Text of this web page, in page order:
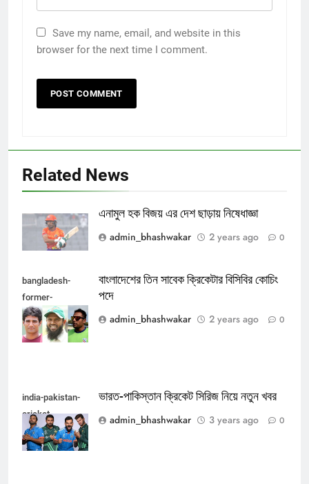
Save my name, email, and website in this
browser for the next time I comment.
Related News
এনামুল হক বিজয় এর দেশ ছাড়ায় নিষেধাজ্ঞা
admin_bhashwakar
2 years ago 0
bangladesh-
former-
cricketers
বাংলাদেশের তিন সাবেক ক্রিকেটার বিসিবির কোচিং
পদে
admin_bhashwakar
2 years ago 0
india-pakistan-
cricket
ভারত-পাকিস্তান ক্রিকেট সিরিজ নিয়ে নতুন খবর
admin_bhashwakar
3 years ago 0